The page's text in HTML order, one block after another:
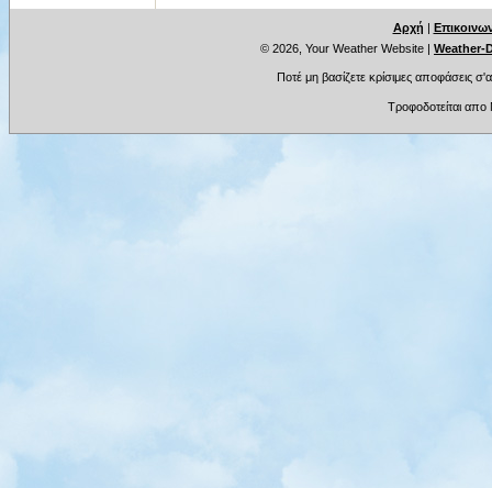
Αρχή |
© 2026, Your Weather Website | Weather-
Ποτέ μη βασίζετε κρίσιμες αποφάσεις
Τροφοδοτείται